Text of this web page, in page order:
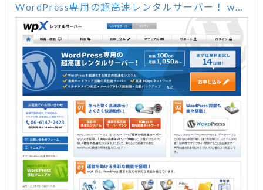
WordPress専用の超高速レンタルサーバー！ wpX